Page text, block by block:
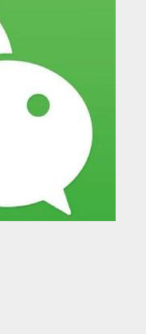
诚信网站